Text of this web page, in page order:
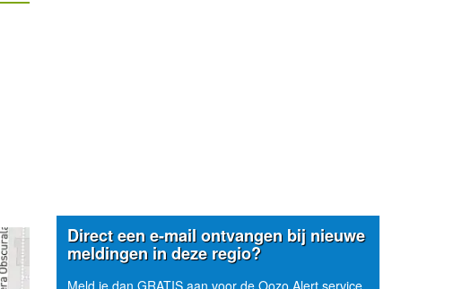
Direct een e-mail ontvangen bij nieuwe
meldingen in deze regio?
Meld je dan GRATIS aan voor de Oozo Alert service